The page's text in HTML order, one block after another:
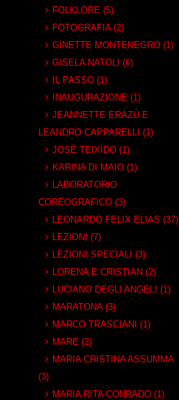
FOLKLORE (5)
FOTOGRAFIA (2)
GINETTE MONTENEGRO (1)
GISELA NATOLI (6)
IL PASSO (1)
INAUGURAZIONE (1)
JEANNETTE ERAZÚ E
LEANDRO CAPPARELLI (1)
JOSÉ TEIXIDO (1)
KARINA DI MAIO (1)
LABORATORIO
COREOGRAFICO (3)
LEONARDO FELIX ELIAS (37)
LEZIONI (7)
LEZIONI SPECIALI (3)
LORENA E CRISTIAN (2)
LUCIANO DEGLI ANGELI (1)
MARATONA (3)
MARCO TRASCIANI (1)
MARE (2)
MARIA CRISTINA ASSUMMA
(3)
MARIA RITA CONRADO (1)